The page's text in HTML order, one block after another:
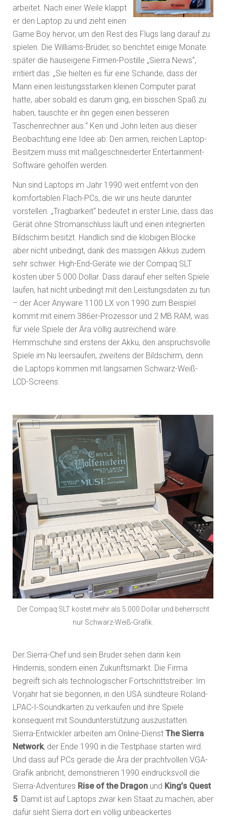
arbeitet. Nach einer Weile klappt
er den Laptop zu und zieht einen
Game Boy hervor, um den Rest des Flugs lang darauf zu
spielen. Die Williams-Brüder, so berichtet einige Monate
später die hauseigene Firmen-Postille „Sierra News“,
irritiert das: „Sie hielten es für eine Schande, dass der
Mann einen leistungsstarken kleinen Computer parat
hatte, aber sobald es darum ging, ein bisschen Spaß zu
haben, tauschte er ihn gegen einen besseren
Taschenrechner aus.“ Ken und John leiten aus dieser
Beobachtung eine Idee ab: Den armen, reichen Laptop-
Besitzern muss mit maßgeschneiderter Entertainment-
Software geholfen werden.
Nun sind Laptops im Jahr 1990 weit entfernt von den
komfortablen Flach-PCs, die wir uns heute darunter
vorstellen. „Tragbarkeit“ bedeutet in erster Linie, dass das
Gerät ohne Stromanschluss läuft und einen integrierten
Bildschirm besitzt. Handlich sind die klobigen Blöcke
aber nicht unbedingt, dank des massigen Akkus zudem
sehr schwer. High-End-Geräte wie der Compaq SLT
kosten über 5.000 Dollar. Dass darauf eher selten Spiele
laufen, hat nicht unbedingt mit den Leistungsdaten zu tun
– der Acer Anyware 1100 LX von 1990 zum Beispiel
kommt mit einem 386er-Prozessor und 2 MB RAM, was
für viele Spiele der Ära völlig ausreichend wäre.
Hemmschuhe sind erstens der Akku, den anspruchsvolle
Spiele im Nu leersaufen, zweitens der Bildschirm, denn
die Laptops kommen mit langsamen Schwarz-Weiß-
LCD-Screens.
Der Compaq SLT kostet mehr als 5.000 Dollar und beherrscht
nur Schwarz-Weiß-Grafik.
Der Sierra-Chef und sein Bruder sehen darin kein
Hindernis, sondern einen Zukunftsmarkt. Die Firma
begreift sich als technologischer Fortschrittstreiber: Im
Vorjahr hat sie begonnen, in den USA sündteure Roland-
LPAC-I-Soundkarten zu verkaufen und ihre Spiele
konsequent mit Soundunterstützung auszustatten.
Sierra-Entwickler arbeiten am Online-Dienst The Sierra
Network, der Ende 1990 in die Testphase starten wird.
Und dass auf PCs gerade die Ära der prachtvollen VGA-
Grafik anbricht, demonstrieren 1990 eindrucksvoll die
Sierra-Adventures Rise of the Dragon und King’s Quest
5. Damit ist auf Laptops zwar kein Staat zu machen, aber
dafür sieht Sierra dort ein völlig unbeackertes